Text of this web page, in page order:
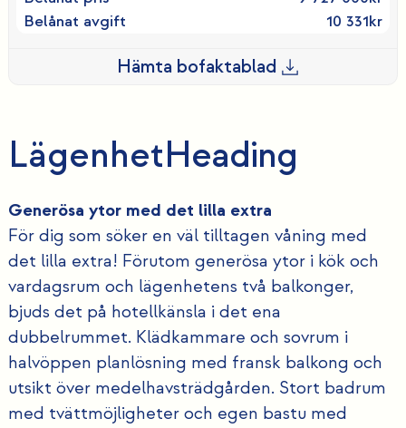
Belånat avgift
10 331kr
Hämta bofaktablad
LägenhetHeading
Generösa ytor med det lilla extra
För dig som söker en väl tilltagen våning med
det lilla extra! Förutom generösa ytor i kök och
vardagsrum och lägenhetens två balkonger,
bjuds det på hotellkänsla i det ena
dubbelrummet. Klädkammare och sovrum i
halvöppen planlösning med fransk balkong och
utsikt över medelhavsträdgården. Stort badrum
med tvättmöjligheter och egen bastu med